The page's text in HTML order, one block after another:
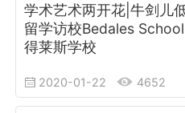
学术艺术两开花|牛剑儿
留学访校Bedales
得莱斯学校
2020-01-22 4652